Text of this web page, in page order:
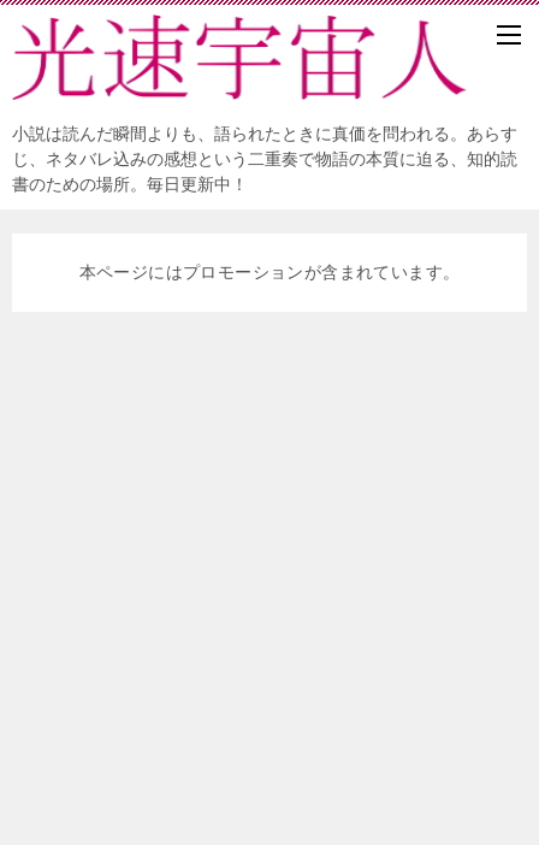
小説は読んだ瞬間よりも、語られたときに真価を問われる。あらす
じ、ネタバレ込みの感想という二重奏で物語の本質に迫る、知的読
書のための場所。毎日更新中！
本ページにはプロモーションが含まれています。